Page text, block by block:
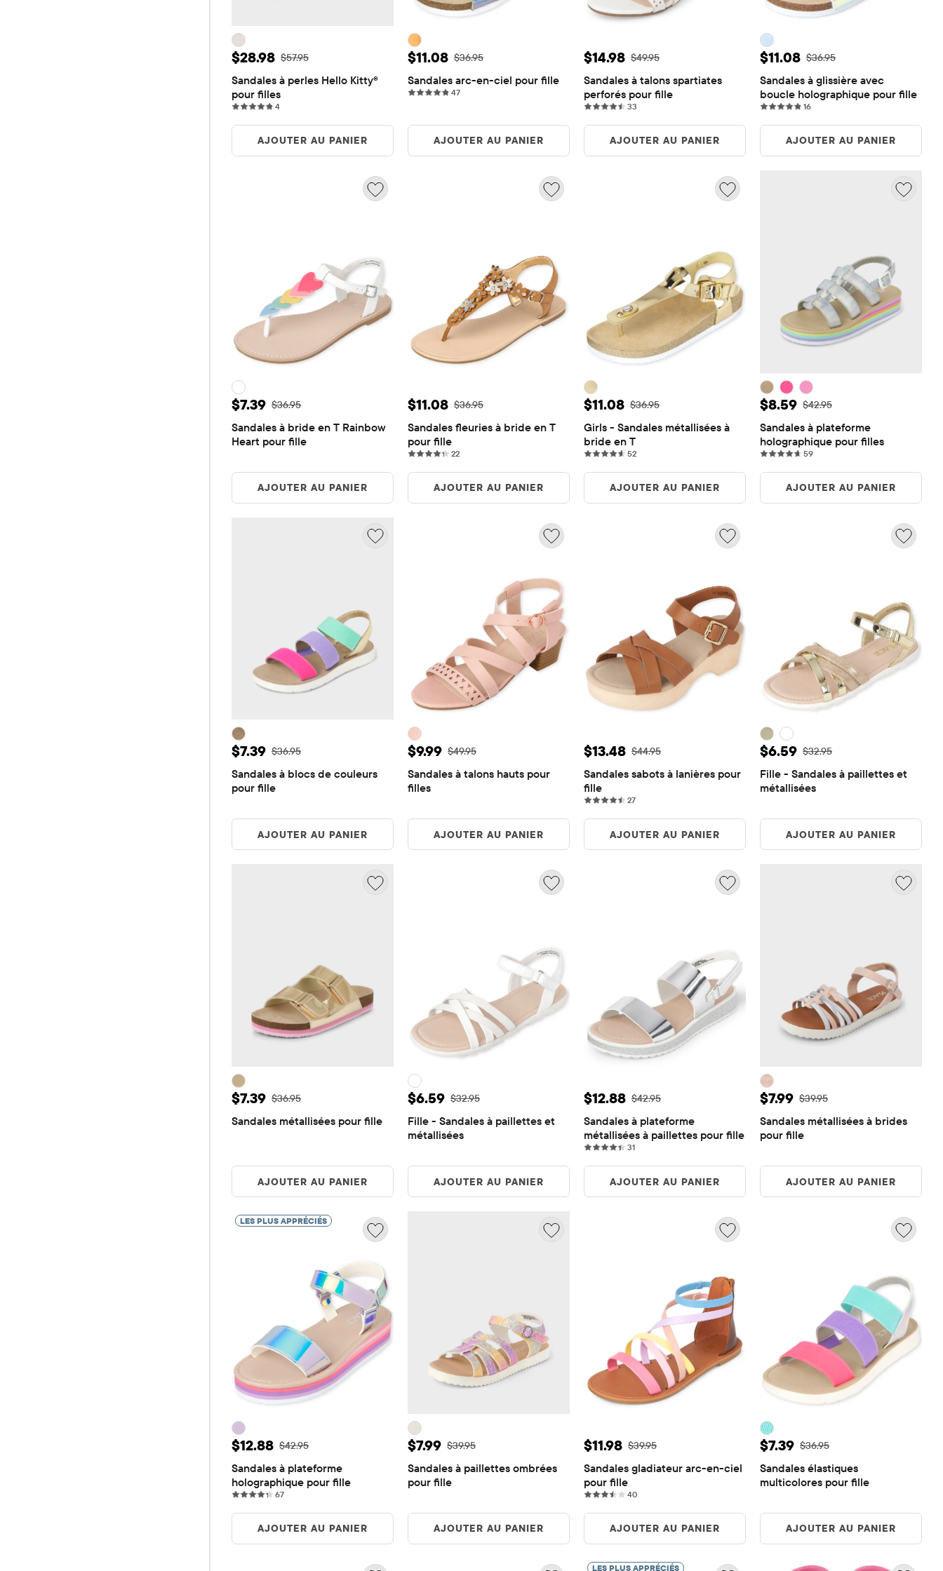
Prix ​​de vente: $28.98
$28.98 Prix ​​d'origine: $57.95
$57.95
Sandales à perles Hello Kitty®
pour filles
44 reviews
AJOUTER AU PANIER
Prix ​​de vente: $11.08
$11.08 Prix ​​d'origine: $36.95
$36.95
Sandales arc-en-ciel pour fille
4747 reviews
AJOUTER AU PANIER
Prix ​​de vente: $14.98
$14.98 Prix ​​d'origine: $49.95
$49.95
Sandales à talons spartiates
perforés pour fille
33
AJOUTER AU PANIER
Prix ​​de vente: $11.08
$11.08 Prix ​​d'origine: $36.95
$36.95
Sandales à glissière avec
boucle holographique pour fille
1616 reviews
AJOUTER AU PANIER
Prix ​​de vente: $7.39
$7.39 Prix ​​d'origine: $36.95
$36.95
Sandales à bride en T Rainbow
Heart pour fille
AJOUTER AU PANIER
Prix ​​de vente: $11.08
$11.08 Prix ​​d'origine: $36.95
$36.95
Sandales fleuries à bride en T
pour fille
2222 reviews
AJOUTER AU PANIER
Prix ​​de vente: $11.08
$11.08 Prix ​​d'origine: $36.95
$36.95
Girls - Sandales métallisées à
bride en T
5252 reviews
AJOUTER AU PANIER
Prix ​​de vente: $8.59
$8.59 Prix ​​d'origine: $42.95
$42.95
Sandales à plateforme
holographique pour filles
5959 reviews
AJOUTER AU PANIER
Prix ​​de vente: $7.39
$7.39 Prix ​​d'origine: $36.95
$36.95
Sandales à blocs de couleurs
pour fille
AJOUTER AU PANIER
Prix ​​de vente: $9.99
$9.99 Prix ​​d'origine: $49.95
$49.95
Sandales à talons hauts pour
filles
AJOUTER AU PANIER
Prix ​​de vente: $13.48
$13.48 Prix ​​d'origine: $44.95
$44.95
Sandales sabots à lanières pour
fille
2727 reviews
AJOUTER AU PANIER
Prix ​​de vente: $6.59
$6.59 Prix ​​d'origine: $32.95
$32.95
Fille - Sandales à paillettes et
métallisées
AJOUTER AU PANIER
Prix ​​de vente: $7.39
$7.39 Prix ​​d'origine: $36.95
$36.95
Sandales métallisées pour fille
AJOUTER AU PANIER
Prix ​​de vente: $6.59
$6.59 Prix ​​d'origine: $32.95
$32.95
Fille - Sandales à paillettes et
métallisées
AJOUTER AU PANIER
Prix ​​de vente: $12.88
$12.88 Prix ​​d'origine: $42.95
$42.95
Sandales à plateforme
métallisées à paillettes pour fille
3131 reviews
AJOUTER AU PANIER
Prix ​​de vente: $7.99
$7.99 Prix ​​d'origine: $39.95
$39.95
Sandales métallisées à brides
pour fille
AJOUTER AU PANIER
LES PLUS APPRÉCIÉS
Prix ​​de vente: $12.88
$12.88 Prix ​​d'origine: $42.95
$42.95
Sandales à plateforme
holographique pour fille
6767 reviews
AJOUTER AU PANIER
Prix ​​de vente: $7.99
$7.99 Prix ​​d'origine: $39.95
$39.95
Sandales à paillettes ombrées
pour fille
AJOUTER AU PANIER
Prix ​​de vente: $11.98
$11.98 Prix ​​d'origine: $39.95
$39.95
Sandales gladiateur arc-en-ciel
pour fille
4040 reviews
AJOUTER AU PANIER
Prix ​​de vente: $7.39
$7.39 Prix ​​d'origine: $36.95
$36.95
Sandales élastiques
multicolores pour fille
AJOUTER AU PANIER
LES PLUS APPRÉCIÉS